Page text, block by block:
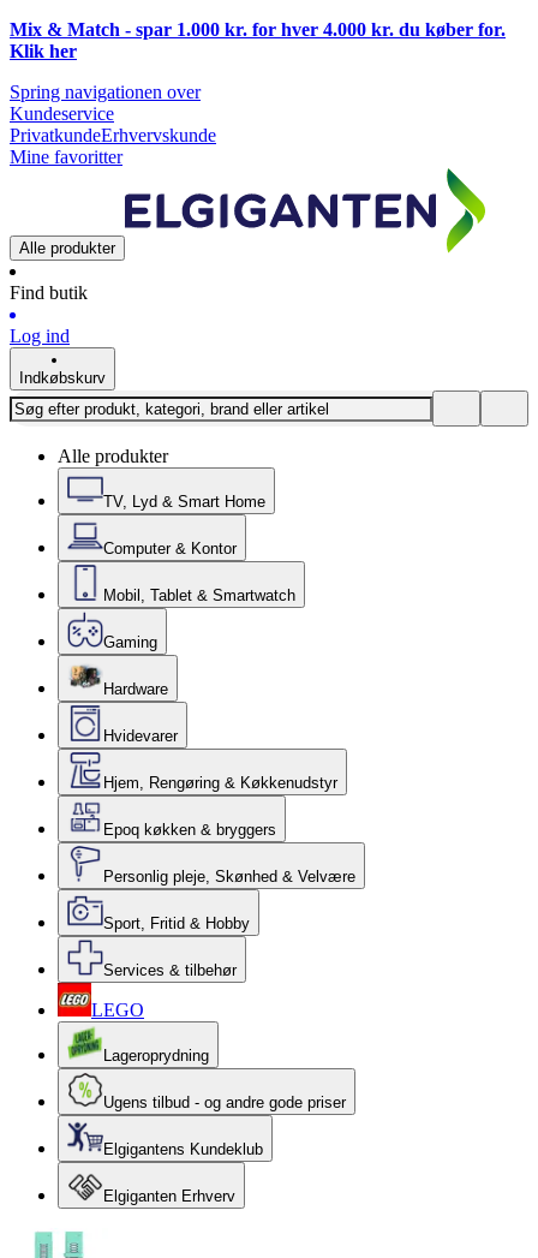
Mix & Match - spar 1.000 kr. for hver 4.000 kr. du køber for.
Klik her
Spring navigationen over
Kundeservice
PrivatkundeErhvervskunde
Mine favoritter
Alle produkter
Find butik
Log ind
Indkøbskurv
Alle produkter
TV, Lyd & Smart Home
Computer & Kontor
Mobil, Tablet & Smartwatch
Gaming
Hardware
Hvidevarer
Hjem, Rengøring & Køkkenudstyr
Epoq køkken & bryggers
Personlig pleje, Skønhed & Velvære
Sport, Fritid & Hobby
Services & tilbehør
LEGO
Lageroprydning
Ugens tilbud - og andre gode priser
Elgigantens Kundeklub
Elgiganten Erhverv